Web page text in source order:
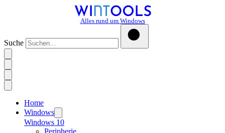
Alles rund um Windows
Suche
Home
Windows
Windows 10
Peripherie